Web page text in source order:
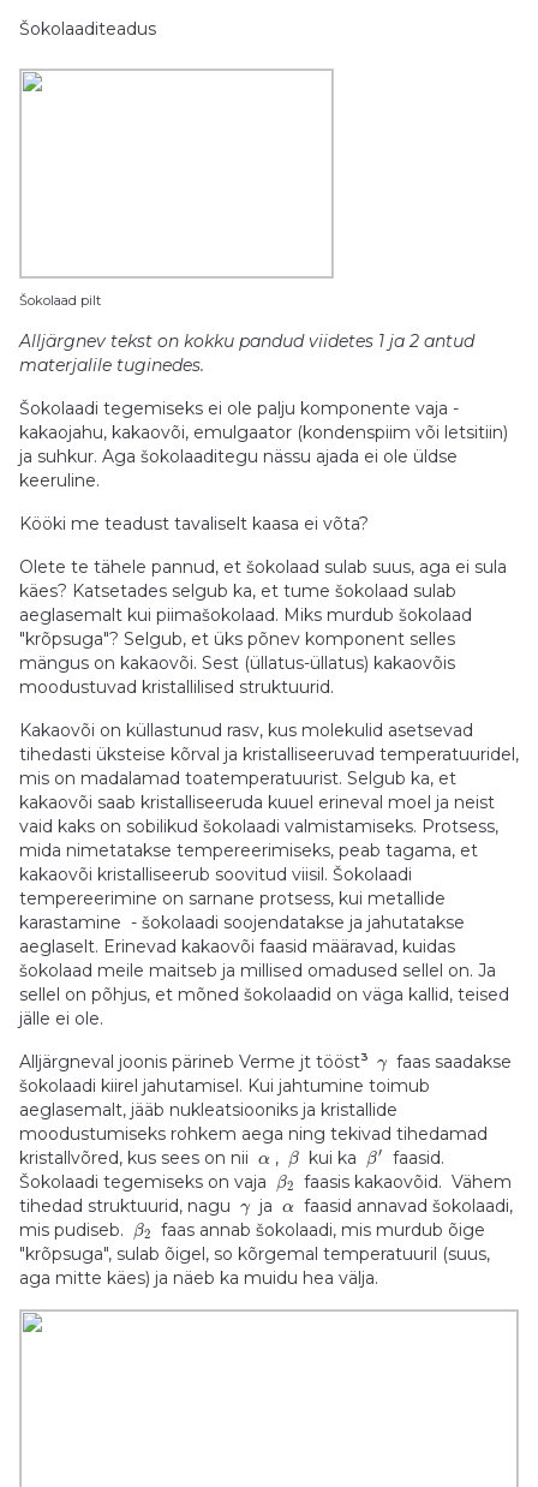
Šokolaaditeadus
Šokolaad pilt
Alljärgnev tekst on kokku pandud viidetes 1 ja 2 antud
materjalile tuginedes.
Šokolaadi tegemiseks ei ole palju komponente vaja -
kakaojahu, kakaovõi, emulgaator (kondenspiim või letsitiin)
ja suhkur. Aga šokolaaditegu nässu ajada ei ole üldse
keeruline.
Kööki me teadust tavaliselt kaasa ei võta?
Olete te tähele pannud, et šokolaad sulab suus, aga ei sula
käes? Katsetades selgub ka, et tume šokolaad sulab
aeglasemalt kui piimašokolaad. Miks murdub šokolaad
"krõpsuga"? Selgub, et üks põnev komponent selles
mängus on kakaovõi. Sest (üllatus-üllatus) kakaovõis
moodustuvad kristallilised struktuurid.
Kakaovõi on küllastunud rasv, kus molekulid asetsevad
tihedasti üksteise kõrval ja kristalliseeruvad temperatuuridel,
mis on madalamad toatemperatuurist. Selgub ka, et
kakaovõi saab kristalliseeruda kuuel erineval moel ja neist
vaid kaks on sobilikud šokolaadi valmistamiseks. Protsess,
mida nimetatakse tempereerimiseks, peab tagama, et
kakaovõi kristalliseerub soovitud viisil. Šokolaadi
tempereerimine on sarnane protsess, kui metallide
karastamine - šokolaadi soojendatakse ja jahutatakse
aeglaselt. Erinevad kakaovõi faasid määravad, kuidas
šokolaad meile maitseb ja millised omadused sellel on. Ja
sellel on põhjus, et mõned šokolaadid on väga kallid, teised
jälle ei ole.
Alljärgneval joonis pärineb Verme jt tööst3 γ faas saadakse
šokolaadi kiirel jahutamisel. Kui jahtumine toimub
aeglasemalt, jääb nukleatsiooniks ja kristallide
moodustumiseks rohkem aega ning tekivad tihedamad
kristallvõred, kus sees on nii
α , β kui ka β′
faasid.
Šokolaadi tegemiseks on vaja
β2
faasis kakaovõid. Vähem
tihedad struktuurid, nagu
γ ja α
faasid annavad šokolaadi,
mis pudiseb.
β2
faas annab šokolaadi, mis murdub õige
"krõpsuga", sulab õigel, so kõrgemal temperatuuril (suus,
aga mitte käes) ja näeb ka muidu hea välja.